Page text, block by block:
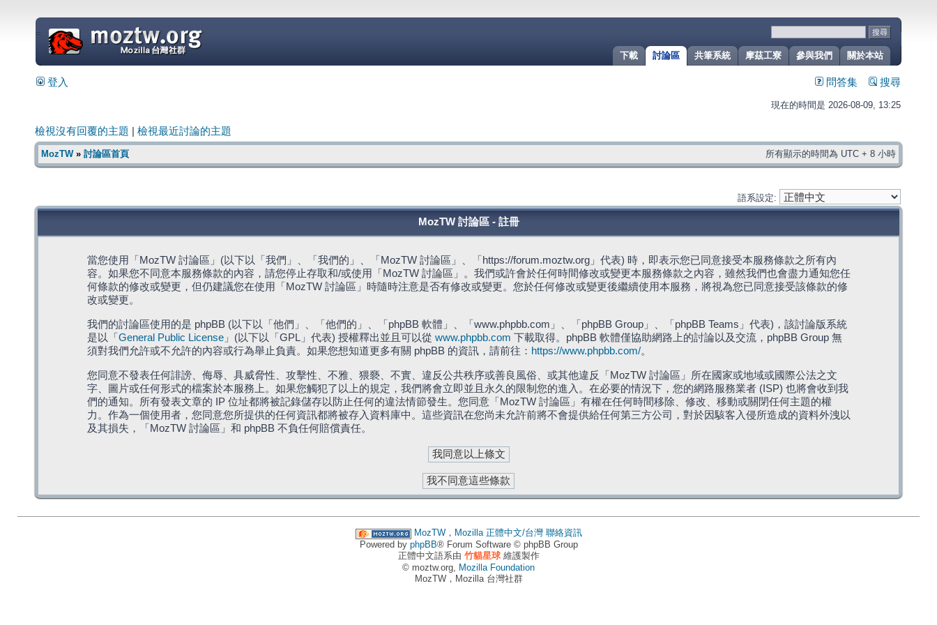
關於本站
參與我們
摩茲工寮
共筆系統
討論區
下載
=
登入 問答集 搜尋
現在的時間是 2026-08-09, 13:25
檢視沒有回覆的主題 檢視最近討論的主題
MozTW» 討論區首頁 所有顯示的時間為 UTC + 8 小時
語系設定:
MozTW 討論區 - 註冊
當您使用「MozTW 討論區」(以下以「我們」、「我們的」、「MozTW 討論區」、「https://forum.moztw.org」代表) 時，即表示您已同意接受本服務條款之所有內
容。如果您不同意本服務條款的內容，請您停止存取和/或使用「MozTW 討論區」。我們或許會於任何時間修改或變更本服務條款之內容，雖然我們也會盡力通知您任
何條款的修改或變更，但仍建議您在使用「MozTW 討論區」時隨時注意是否有修改或變更。您於任何修改或變更後繼續使用本服務，將視為您已同意接受該條款的修
改或變更。
我們的討論區使用的是 phpBB (以下以「他們」、「他們的」、「phpBB 軟體」、「www.phpbb.com」、「phpBB Group」、「phpBB Teams」代表)，該討論版系統
是以「 General Public License」(以下以「GPL」代表) 授權釋出並且可以從 www.phpbb.com 下載取得。phpBB 軟體僅協助網路上的討論以及交流，phpBB Group 無
須對我們允許或不允許的內容或行為舉止負責。如果您想知道更多有關 phpBB 的資訊，請前往： https://www.phpbb.com/。
您同意不發表任何誹謗、侮辱、具威脅性、攻擊性、不雅、猥褻、不實、違反公共秩序或善良風俗、或其他違反「MozTW 討論區」所在國家或地域或國際公法之文
字、圖片或任何形式的檔案於本服務上。如果您觸犯了以上的規定，我們將會立即並且永久的限制您的進入。在必要的情況下，您的網路服務業者 (ISP) 也將會收到我
們的通知。所有發表文章的 IP 位址都將被記錄儲存以防止任何的違法情節發生。您同意「MozTW 討論區」有權在任何時間移除、修改、移動或關閉任何主題的權
力。作為一個使用者，您同意您所提供的任何資訊都將被存入資料庫中。這些資訊在您尚未允許前將不會提供給任何第三方公司，對於因駭客入侵所造成的資料外洩以
及其損失，「MozTW 討論區」和 phpBB 不負任何賠償責任。
MozTW，Mozilla 正體中文/台灣 聯絡資訊
Powered by phpBB® Forum Software © phpBB Group
正體中文語系由 竹貓星球維護製作
© moztw.org, Mozilla Foundation
MozTW，Mozilla 台灣社群